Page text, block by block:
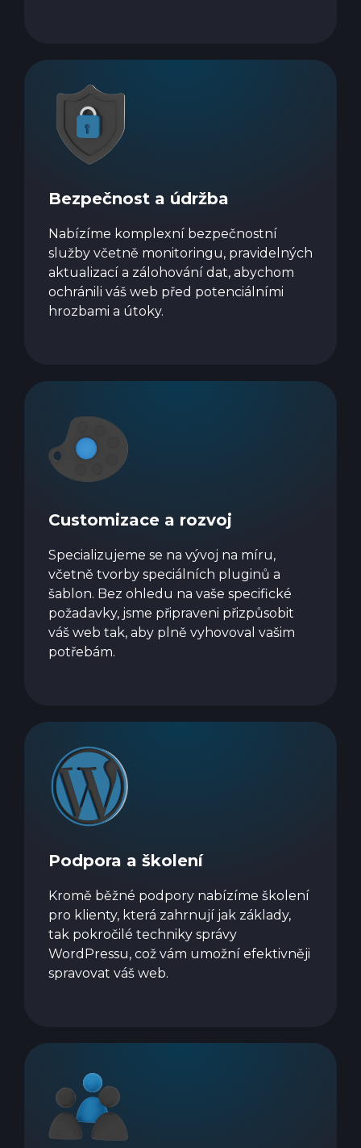
Bezpečnost a údržba
Nabízíme komplexní bezpečnostní
služby včetně monitoringu, pravidelných
aktualizací a zálohování dat, abychom
ochránili váš web před potenciálními
hrozbami a útoky.
Customizace a rozvoj
Specializujeme se na vývoj na míru,
včetně tvorby speciálních pluginů a
šablon. Bez ohledu na vaše specifické
požadavky, jsme připraveni přizpůsobit
váš web tak, aby plně vyhovoval vašim
potřebám.
Podpora a školení
Kromě běžné podpory nabízíme školení
pro klienty, která zahrnují jak základy,
tak pokročilé techniky správy
WordPressu, což vám umožní efektivněji
spravovat váš web.